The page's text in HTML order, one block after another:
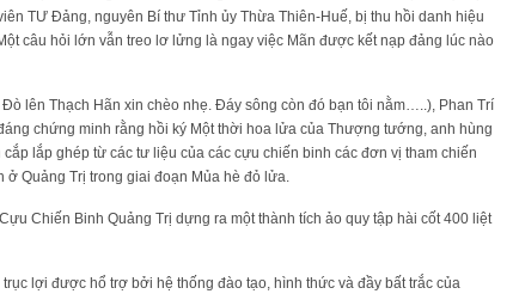
TƯ Đảng, nguyên Bí thư Tỉnh ủy Thừa Thiên-Huế, bị thu hồi danh hiệu
câu hỏi lớn vẫn treo lơ lửng là ngay việc Mãn được kết nạp đảng lúc nào
lên Thạch Hãn xin chèo nhẹ. Đáy sông còn đó bạn tôi nằm…..), Phan Trí
chứng minh rằng hồi ký Một thời hoa lửa của Thượng tướng, anh hùng
lắp ghép từ các tư liệu của các cựu chiến binh các đơn vị tham chiến
ở Quảng Trị trong giai đoạn Mủa hè đỏ lửa.
Chiến Binh Quảng Trị dựng ra một thành tích ảo quy tập hài cốt 400 liệt
lợi được hổ trợ bởi hệ thống đào tạo, hình thức và đầy bất trắc của